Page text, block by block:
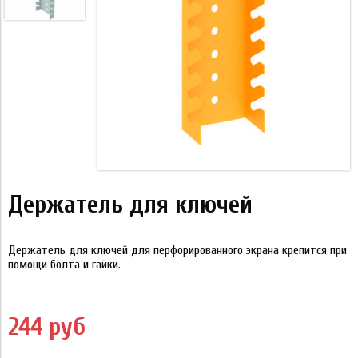
Держатель для ключей
Держатель для ключей для перфорированного экрана крепится при
помощи болта и гайки.
244 руб